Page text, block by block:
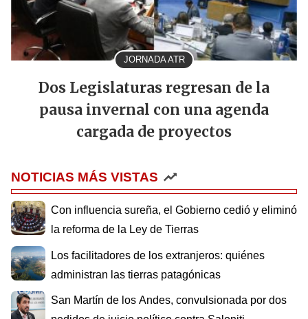
JORNADA ATR
Dos Legislaturas regresan de la
pausa invernal con una agenda
cargada de proyectos
NOTICIAS MÁS VISTAS
Con influencia sureña, el Gobierno cedió y eliminó
la reforma de la Ley de Tierras
Los facilitadores de los extranjeros: quiénes
administran las tierras patagónicas
San Martín de los Andes, convulsionada por dos